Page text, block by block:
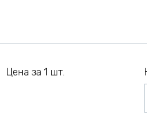
Цена за 1 шт.